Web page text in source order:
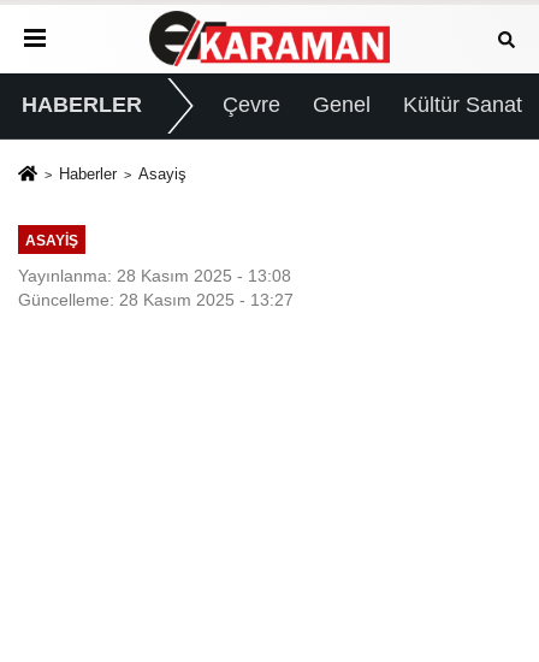
HABERLER Çevre Genel Kültür Sanat
Haberler Asayiş
ASAYIŞ
Yayınlanma: 28 Kasım 2025 - 13:08
Güncelleme: 28 Kasım 2025 - 13:27